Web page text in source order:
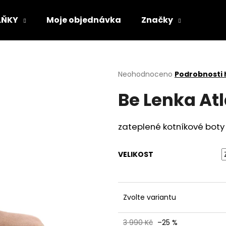
Moje objednávka Značky
Průměrné
produktu
je
5
Neohodnoceno Podrobnosti
Be Lenka
zateplené kotníkové boty
VELIKOST
Zvolte variantu
3 990 Kč –25 %
HLEDAT
BAREFOOT S PAMĚŤOVOU SUEDE